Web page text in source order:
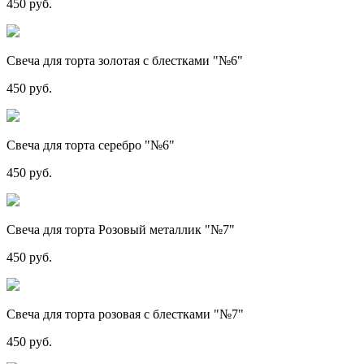
450 руб.
Свеча для торта золотая с блестками "№6"
450 руб.
Свеча для торта серебро "№6"
450 руб.
Свеча для торта Розовый металлик "№7"
450 руб.
Свеча для торта розовая с блестками "№7"
450 руб.